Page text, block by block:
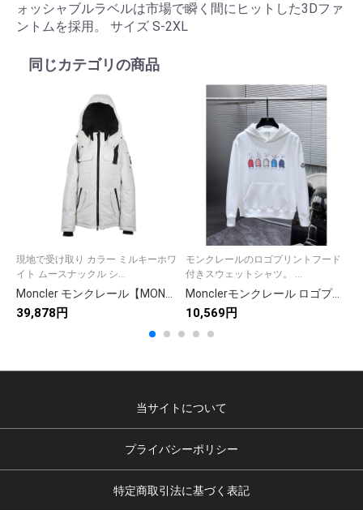
ォッシャブルラベルは市場で瞬く間にヒットした3Dファ
ントムを採用。 サイズ S-2XL
同じカテゴリの商品
現地で受け取り カラー ミルキーホワ
イト ムースナックル シ...
39,878円
モンクレールのロゴプリントフード
付きスウェットシャツ。 ...
Monclerモンクレール ロゴプリント フード付きスウェットシャツ 2色入
10,569円
当サイトについて
プライバシーポリシー
特定商取引法に基づく表記